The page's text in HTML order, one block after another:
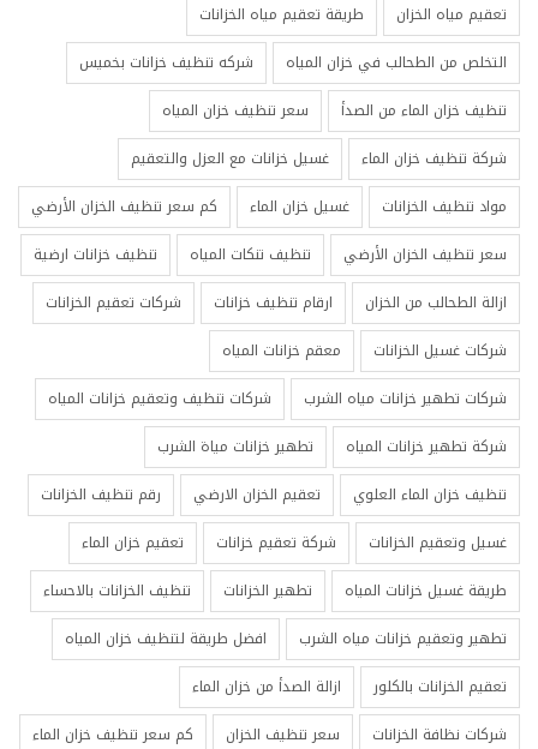
تعقيم مياه الخزان
طريقة تعقيم مياه الخزانات
التخلص من الطحالب في خزان المياه
شركه تنظيف خزانات بخميس
تنظيف خزان الماء من الصدأ
سعر تنظيف خزان المياه
شركة تنظيف خزان الماء
غسيل خزانات مع العزل والتعقيم
مواد تنظيف الخزانات
غسيل خزان الماء
كم سعر تنظيف الخزان الأرضي
سعر تنظيف الخزان الأرضي
تنظيف تنكات المياه
تنظيف خزانات ارضية
ازالة الطحالب من الخزان
ارقام تنظيف خزانات
شركات تعقيم الخزانات
شركات غسيل الخزانات
معقم خزانات المياه
شركات تطهير خزانات مياه الشرب
شركات تنظيف وتعقيم خزانات المياه
شركة تطهير خزانات المياه
تطهير خزانات مياة الشرب
تنظيف خزان الماء العلوي
تعقيم الخزان الارضي
رقم تنظيف الخزانات
غسيل وتعقيم الخزانات
شركة تعقيم خزانات
تعقيم خزان الماء
طريقة غسيل خزانات المياه
تطهير الخزانات
تنظيف الخزانات بالاحساء
تطهير وتعقيم خزانات مياه الشرب
افضل طريقة لتنظيف خزان المياه
تعقيم الخزانات بالكلور
ازالة الصدأ من خزان الماء
شركات نظافة الخزانات
سعر تنظيف الخزان
كم سعر تنظيف خزان الماء